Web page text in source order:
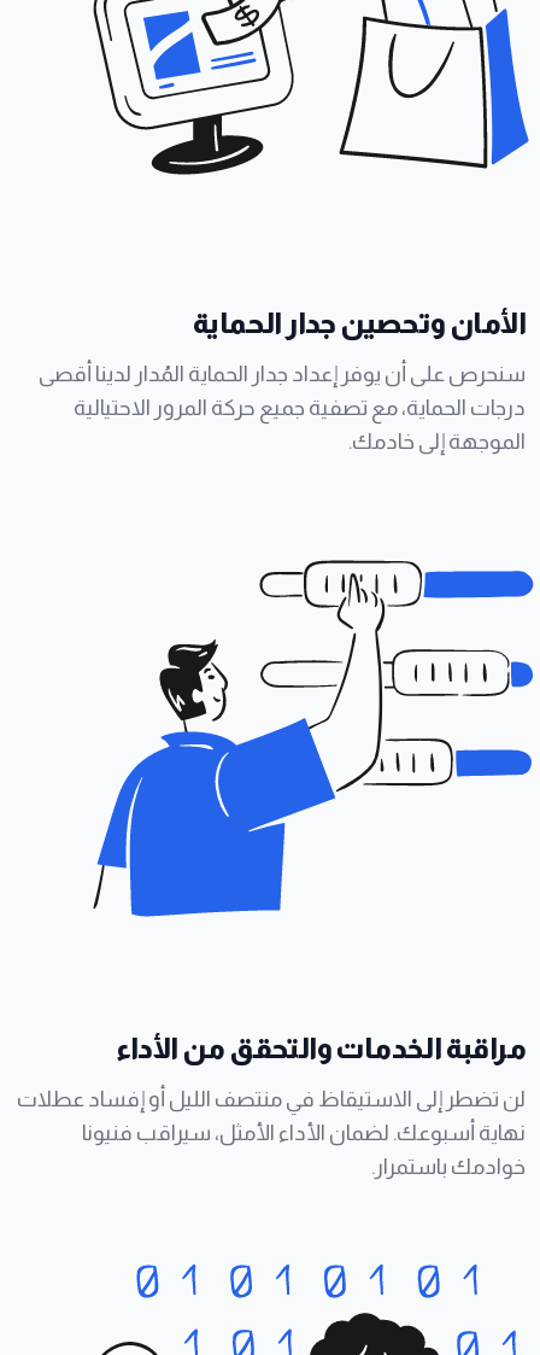
الأمان وتحصين جدار الحماية
سنحرص على أن يوفر إعداد جدار الحماية المُدار لدينا أقصى
درجات الحماية، مع تصفية جميع حركة المرور الاحتيالية
الموجهة إلى خادمك.
مراقبة الخدمات والتحقق من الأداء
لن تضطر إلى الاستيقاظ في منتصف الليل أو إفساد عطلات
نهاية أسبوعك. لضمان الأداء الأمثل، سيراقب فنيونا
خوادمك باستمرار.